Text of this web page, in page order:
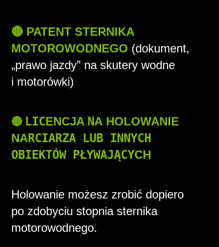
🔴 PATENT STERNIKA
MOTOROWODNEGO (dokument,
„prawo jazdy” na skutery wodne
i motorówki)
🔴 LICENCJA NA HOLOWANIE
NARCIARZA LUB INNYCH
OBIEKTÓW PŁYWAJĄCYCH
Holowanie możesz zrobić dopiero
po zdobyciu stopnia sternika
motorowodnego.